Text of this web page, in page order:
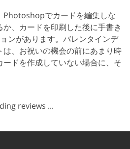
Photoshopでカードを編集しな
、カードを印刷した後に手書き
ンがあります。バレンタインデ
、お祝いの機会の前にあまり時
ドを作成していない場合に、そ
reviews ...